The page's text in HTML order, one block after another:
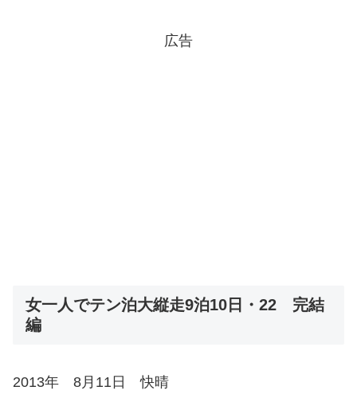
広告
女一人でテン泊大縦走9泊10日・22 完結
編
2013年 8月11日 快晴